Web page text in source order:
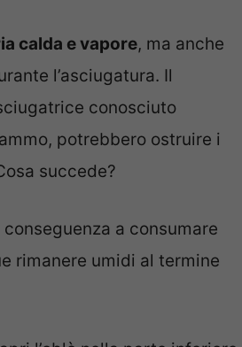
calda e vapore, ma anche
l’asciugatura. Il
conosciuto
potrebbero ostruire i
succede?
conseguenza a consumare
rimanere umidi al termine